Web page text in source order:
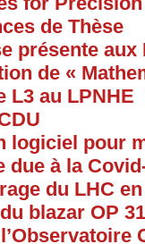
de Thèse
présente aux
de «
L3 au LPNHE
logiciel pour
due à la
du LHC en
blazar OP